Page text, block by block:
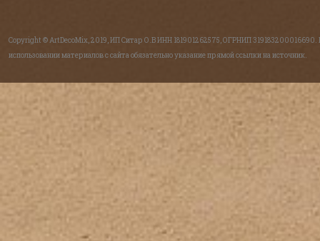
Copyright © ArtDecoMix, 2019, ИП Ситар О.В ИНН 181901262575, ОГРНИП 319183200016690.
использовании материалов с сайта обязательно указание прямой ссылки на источник.